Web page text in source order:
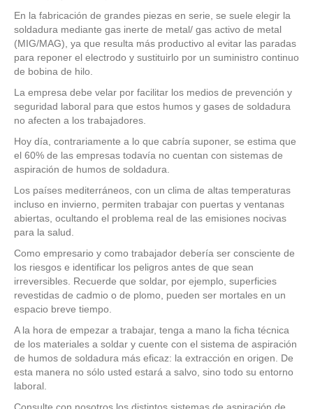
En la fabricación de grandes piezas en serie, se suele elegir la
soldadura mediante gas inerte de metal/ gas activo de metal
(MIG/MAG), ya que resulta más productivo al evitar las paradas
para reponer el electrodo y sustituirlo por un suministro continuo
de bobina de hilo.
La empresa debe velar por facilitar los medios de prevención y
seguridad laboral para que estos humos y gases de soldadura
no afecten a los trabajadores.
Hoy día, contrariamente a lo que cabría suponer, se estima que
el 60% de las empresas todavía no cuentan con sistemas de
aspiración de humos de soldadura.
Los países mediterráneos, con un clima de altas temperaturas
incluso en invierno, permiten trabajar con puertas y ventanas
abiertas, ocultando el problema real de las emisiones nocivas
para la salud.
Como empresario y como trabajador debería ser consciente de
los riesgos e identificar los peligros antes de que sean
irreversibles. Recuerde que soldar, por ejemplo, superficies
revestidas de cadmio o de plomo, pueden ser mortales en un
espacio breve tiempo.
A la hora de empezar a trabajar, tenga a mano la ficha técnica
de los materiales a soldar y cuente con el sistema de aspiración
de humos de soldadura más eficaz: la extracción en origen. De
esta manera no sólo usted estará a salvo, sino todo su entorno
laboral.